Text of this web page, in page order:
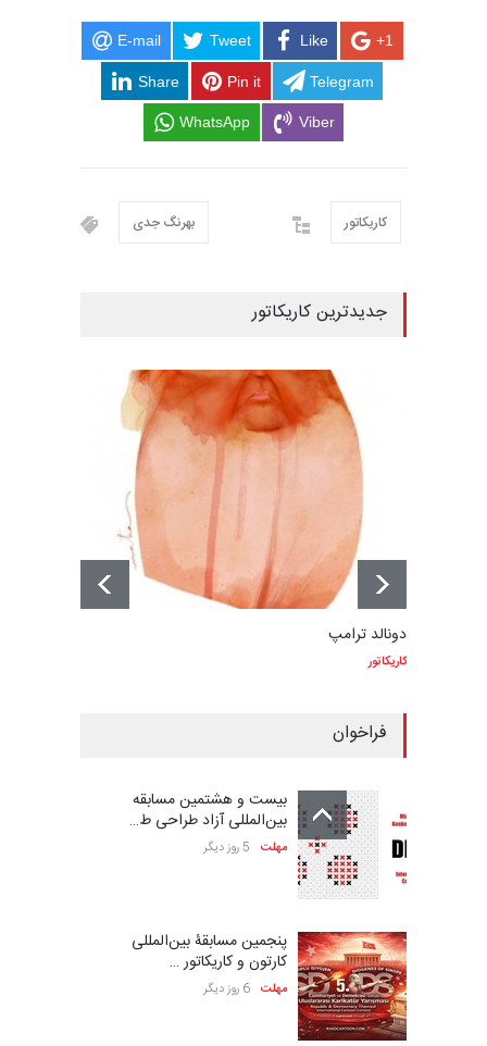
E-mail Tweet Like +1
Share Pin it Telegram
WhatsApp Viber
بهرنگ جدی کاریکاتور
جدیدترین کاریکاتور
دونالد ترامپ
کاریکاتور
فراخوان
بیست و هشتمین مسابقه
بین‌المللی آزاد طراحی ط…
مهلت 5 روز دیگر
پنجمین مسابقۀ بین‌المللی
کارتون و کاریکاتور …
مهلت 6 روز دیگر